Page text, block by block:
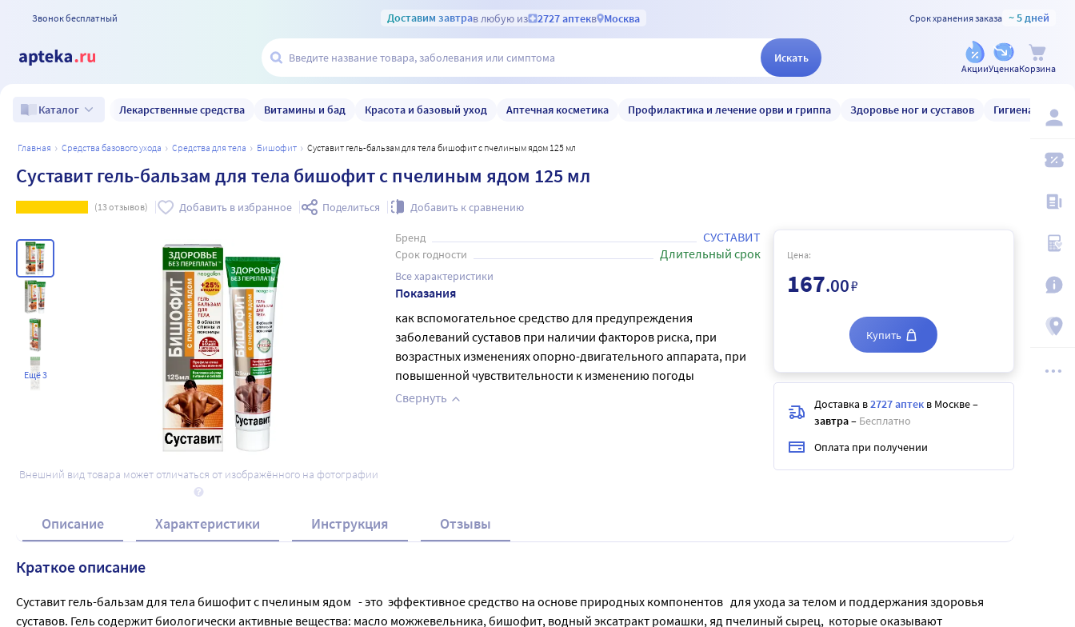
Звонок бесплатный Доставим завтрав любую из 2727 аптекв Москва Срок хранения заказа ~ 5 дней
Искать
АкцииУценкаКорзина
Каталог Лекарственные средства Витамины и бад Красота и базовый уход Аптечная косметика Профилактика и лечение орви и гриппа Здоровье ног и суставов Гигиена и уход
главная средства базового ухода средства для тела бишофит Суставит гель-бальзам для тела бишофит с пчелиным ядом 125 мл
Суставит гель-бальзам для тела бишофит с пчелиным ядом 125 мл
(13отзывов) Добавить в избранное Поделиться Добавить к сравнению
Ещё 3
Внешний вид товара может отличаться от изображённого на фотографии
Бренд СУСТАВИТ
Срок годности Длительный срок
Все характеристики
Показания
как вспомогательное средство для предупреждения
заболеваний суставов при наличии факторов риска, при
возрастных изменениях опорно-двигательного аппарата, при
повышенной чувствительности к изменению погоды
Свернуть
Цена:
167.00₽
Купить
Доставка в2727 аптек в Москве–
завтра– Бесплатно
Оплата при получении
Описание Характеристики Инструкция Отзывы
Краткое описание
Суставит гель-бальзам для тела бишофит с пчелиным ядом   - это  эффективное средство на основе природных компонентов   для ухода за телом и поддержания здоровья
суставов. Гель содержит биологически активные вещества: масло можжевельника, бишофит, водный эксатракт ромашки, яд пчелиный сырец,  которые оказывают